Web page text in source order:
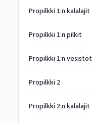
Propilkki 1:n kalalajit
Propilkki 1:n pilkit
Propilkki 1:n vesistöt
Propilkki 2
Propilkki 2:n kalalajit